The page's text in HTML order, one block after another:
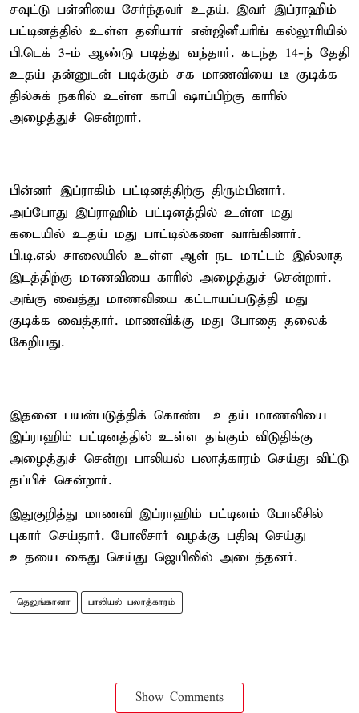
சவுட்டு பள்ளியை சேர்ந்தவர் உதய். இவர் இப்ராஹிம்
பட்டினத்தில் உள்ள தனியார் என்ஜினீயரிங் கல்லூரியில்
பி.டெக் 3-ம் ஆண்டு படித்து வந்தார். கடந்த 14-ந் தேதி
உதய் தன்னுடன் படிக்கும் சக மாணவியை டீ குடிக்க
தில்சுக் நகரில் உள்ள காபி ஷாப்பிற்கு காரில்
அழைத்துச் சென்றார்.
பின்னர் இப்ராகிம் பட்டினத்திற்கு திரும்பினார்.
அப்போது இப்ராஹிம் பட்டினத்தில் உள்ள மது
கடையில் உதய் மது பாட்டில்களை வாங்கினார்.
பி.டி.எல் சாலையில் உள்ள ஆள் நட மாட்டம் இல்லாத
இடத்திற்கு மாணவியை காரில் அழைத்துச் சென்றார்.
அங்கு வைத்து மாணவியை கட்டாயப்படுத்தி மது
குடிக்க வைத்தார். மாணவிக்கு மது போதை தலைக்
கேறியது.
இதனை பயன்படுத்திக் கொண்ட உதய் மாணவியை
இப்ராஹிம் பட்டினத்தில் உள்ள தங்கும் விடுதிக்கு
அழைத்துச் சென்று பாலியல் பலாத்காரம் செய்து விட்டு
தப்பிச் சென்றார்.
இதுகுறித்து மாணவி இப்ராஹிம் பட்டினம் போலீசில்
புகார் செய்தார். போலீசார் வழக்கு பதிவு செய்து
உதயை கைது செய்து ஜெயிலில் அடைத்தனர்.
தெலுங்கானா பாலியல் பலாத்காரம்
Show Comments